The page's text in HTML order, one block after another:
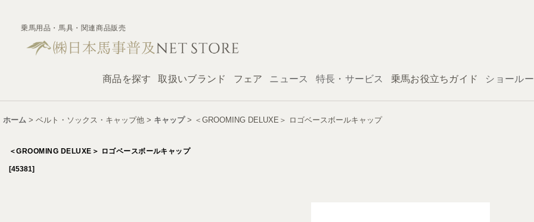
乗馬用品・馬具・関連商品販売
商品を探す 取扱いブランド フェア ニュース 特長・サービス 乗馬お役立ちガイド ショール
ホーム > ベルト・ソックス・キャップ他 > キャップ > ＜GROOMING DELUXE＞ ロゴベースボールキャップ
＜GROOMING DELUXE＞ ロゴベースボールキャップ
[45381]